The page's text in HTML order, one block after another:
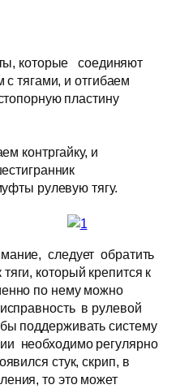
которые соединяют
тягами, и отгибаем
пластину
контргайку, и
муфты рулевую тягу.
следует обратить
который крепится к
по нему можно
в рулевой
поддерживать систему
необходимо регулярно
стук, скрип, в
то это может